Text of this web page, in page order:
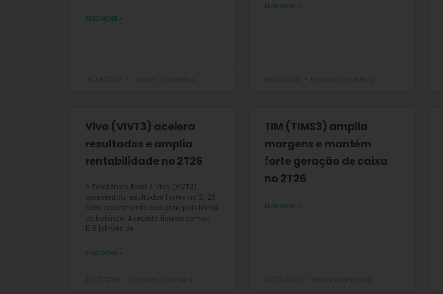
READ MORE »
READ MORE »
Vivo (VIVT3) acelera
resultados e amplia
rentabilidade no 2T26
A Telefônica Brasil / Vivo (VIVT3)
apresentou resultados fortes no 2T26,
com crescimento nas principais linhas
do balanço. A receita líquida somou
15,8 bilhões de
READ MORE »
TIM (TIMS3) amplia
margens e mantém
forte geração de caixa
no 2T26
READ MORE »